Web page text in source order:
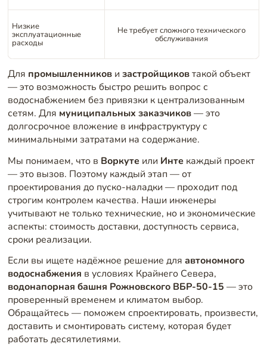
Низкие
эксплуатационные
расходы
Не требует сложного технического
обслуживания
Для промышленникови застройщиковтакой объект
— это возможность быстро решить вопрос с
водоснабжением без привязки к централизованным
сетям. Для муниципальных заказчиков— это
долгосрочное вложение в инфраструктуру с
минимальными затратами на содержание.
Мы понимаем, что в Воркутеили Интекаждый проект
— это вызов. Поэтому каждый этап — от
проектирования до пуско-наладки — проходит под
строгим контролем качества. Наши инженеры
учитывают не только технические, но и экономические
аспекты: стоимость доставки, доступность сервиса,
сроки реализации.
Если вы ищете надёжное решение для автономного
водоснабжения в условиях Крайнего Севера,
водонапорная башня Рожновского ВБР-50-15 — это
проверенный временем и климатом выбор.
Обращайтесь — поможем спроектировать, произвести,
доставить и смонтировать систему, которая будет
работать десятилетиями.